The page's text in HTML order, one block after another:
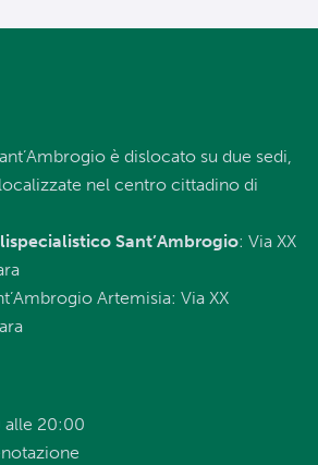
è dislocato su due sedi,
nel centro cittadino di
Sant’Ambrogio: Via XX
Artemisia: Via XX
alle 20:00